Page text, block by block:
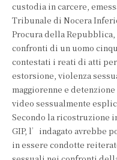
custodia in carcere,
Tribunale di Nocera
Procura della Repubblica,
confronti di un uomo
contestati i reati di atti
estorsione, violenza
maggiorenne e
video sessualmente
Secondo la ricostruzione
GIP, l’indagato avrebbe
in essere condotte